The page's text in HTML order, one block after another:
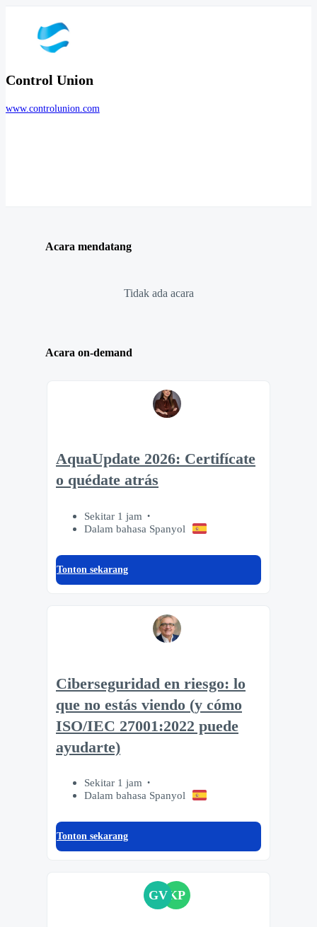
Control Union
www.controlunion.com
Acara mendatang
Tidak ada acara
Acara on-demand
AquaUpdate 2026: Certifícate
o quédate atrás
Sekitar 1 jam
Dalam bahasa Spanyol
Tonton sekarang
Ciberseguridad en riesgo: lo
que no estás viendo (y cómo
ISO/IEC 27001:2022 puede
ayudarte)
Sekitar 1 jam
Dalam bahasa Spanyol
Tonton sekarang
GVKP